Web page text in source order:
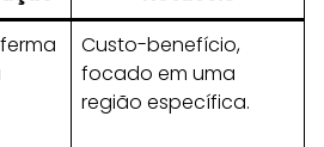
Custo-benefício,
focado em uma
região específica.